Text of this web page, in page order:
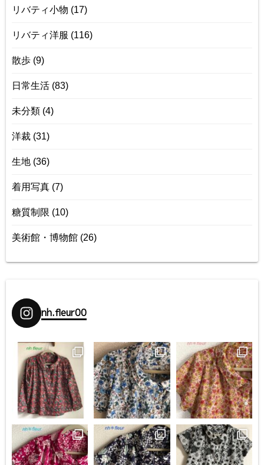
リバティ小物 (17)
リバティ洋服 (116)
散歩 (9)
日常生活 (83)
未分類 (4)
洋裁 (31)
生地 (36)
着用写真 (7)
糖質制限 (10)
美術館・博物館 (26)
nh.fleur00